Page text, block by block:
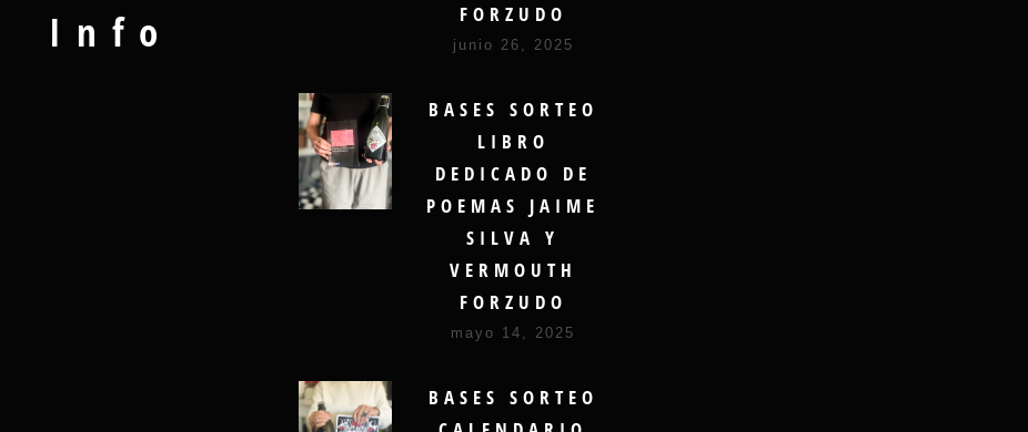
Info
FORZUDO
junio 26, 2025
BASES SORTEO
LIBRO
DEDICADO DE
POEMAS JAIME
SILVA Y
VERMOUTH
FORZUDO
mayo 14, 2025
BASES SORTEO